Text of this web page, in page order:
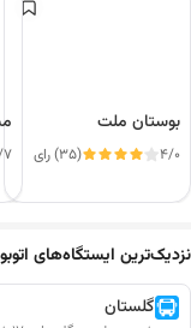
بوستان ملت
4/0 (35) رای
نزدیک‌ترین ایستگاه‌های اتوبوس به
گلستان